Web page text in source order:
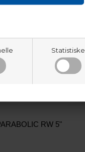
Statistiske
RW 5"